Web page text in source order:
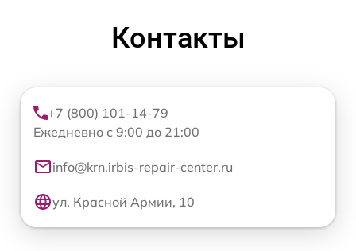
Контакты
+7 (800) 101-14-79
Ежедневно с 9:00 до 21:00
info@krn.irbis-repair-center.ru
ул. Красной Армии, 10